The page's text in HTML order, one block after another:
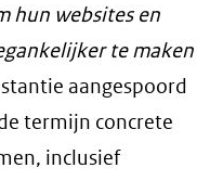
hun websites en
te maken
aangespoord
termijn concrete
inclusief